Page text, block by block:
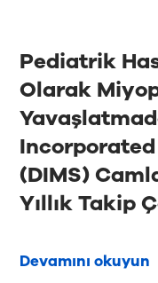
Pediatrik
Olarak
(DIMS)
Yıllık Takip
Devamını okuyun